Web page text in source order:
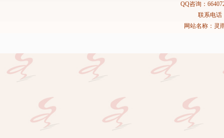
QQ咨询：
联系电话
网站名称：灵